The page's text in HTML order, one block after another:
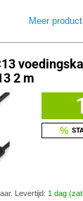
Meer
2 m
%
Levertijd: 1 dag